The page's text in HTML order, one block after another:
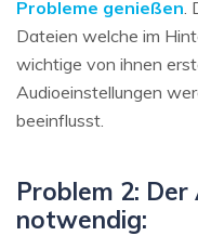
Probleme genießen
Dateien welche im
wichtige von ihnen
Audioeinstellungen
beeinflusst.
Problem 2:
notwendig: